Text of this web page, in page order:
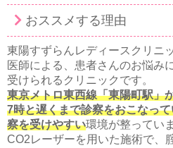
おススメする理由
東陽すずらんレディースクリニ
医師による、患者さんのお悩み
受けられるクリニックです。
東京メトロ東西線「東陽町駅」
7時と遅くまで診察をおこなっ
察を受けやすい環境が整ってい
CO2レーザーを用いた施術で、